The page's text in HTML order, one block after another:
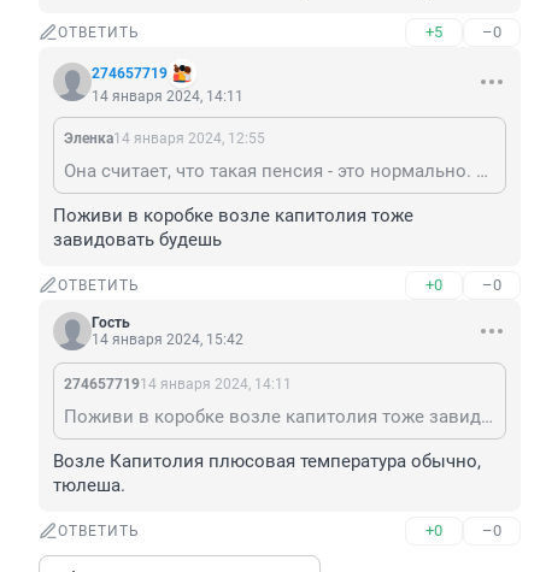
ОТВЕТИТЬ +5 –0
274657719
14 января 2024, 14:11
Эленка14 января 2024, 12:55
Она считает, что такая пенсия - это нормально. И даже хорошо. И если бы не Путин, то и такой бы у нее не было. А остальные страны ей завидуют.
Поживи в коробке возле капитолия тоже
завидовать будешь
ОТВЕТИТЬ +0 –0
Гость
14 января 2024, 15:42
27465771914 января 2024, 14:11
Поживи в коробке возле капитолия тоже завидовать будешь
Возле Капитолия плюсовая температура обычно,
тюлеша.
ОТВЕТИТЬ +0 –0